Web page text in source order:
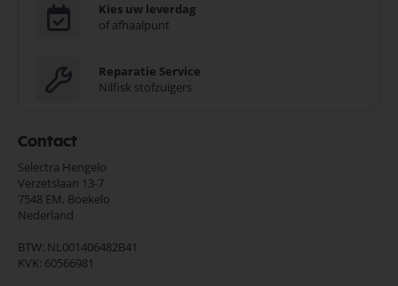
Kies uw leverdag
of afhaalpunt
Reparatie Service
Nilfisk stofzuigers
Contact
Selectra Hengelo
Verzetslaan 13-7
7548 EM, Boekelo
Nederland
BTW: NL001406482B41
KVK: 60566981